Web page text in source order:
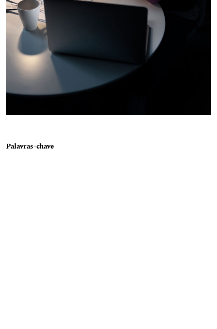
Palavras-chave